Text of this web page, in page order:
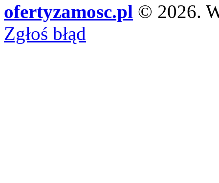
ofertyzamosc.pl © 2026.
Zgłoś błąd